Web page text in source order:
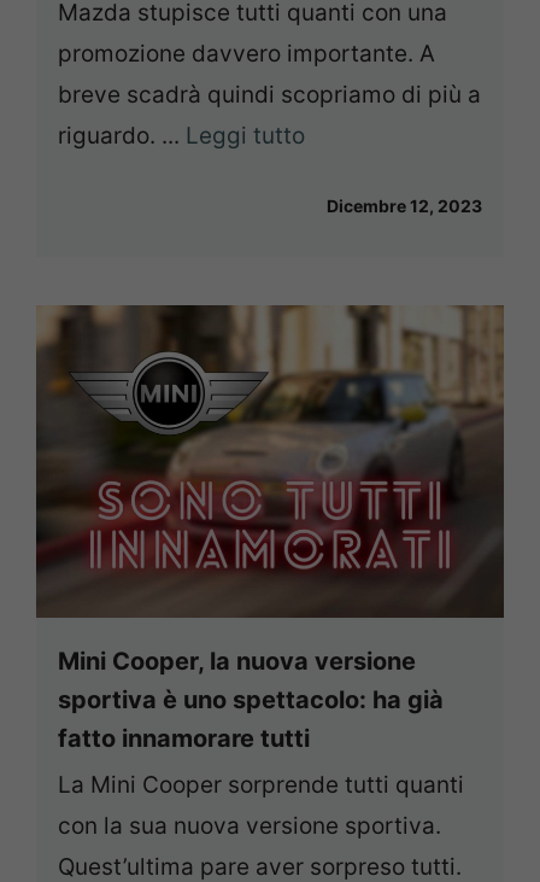
Mazda stupisce tutti quanti con una
promozione davvero importante. A
breve scadrà quindi scopriamo di più a
riguardo. ... Leggi tutto
Dicembre 12, 2023
Mini Cooper, la nuova versione
sportiva è uno spettacolo: ha già
fatto innamorare tutti
La Mini Cooper sorprende tutti quanti
con la sua nuova versione sportiva.
Quest’ultima pare aver sorpreso tutti.